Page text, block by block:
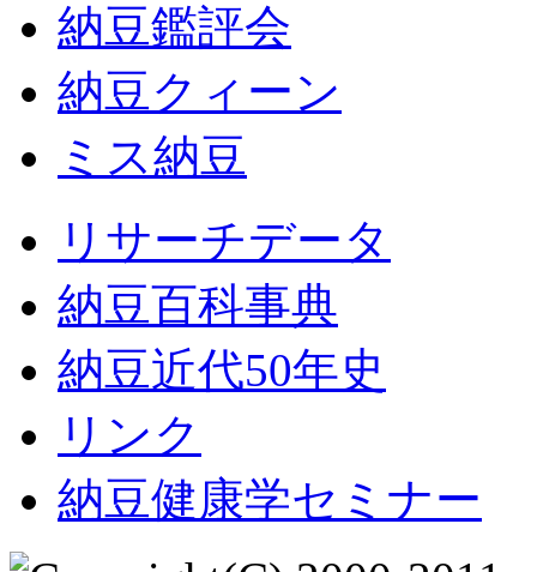
納豆鑑評会
納豆クィーン
ミス納豆
リサーチデータ
納豆百科事典
納豆近代50年史
リンク
納豆健康学セミナー